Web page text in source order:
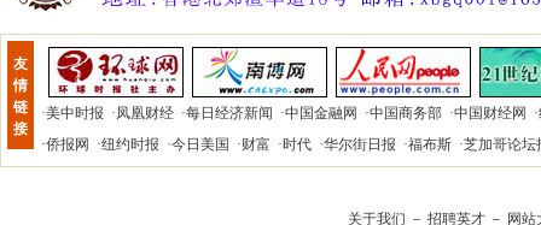
友
情
链
接
·美中时报 ·凤凰财经 ·每日经济新闻 ·中国金融网 ·中国商务部 ·中国财经网 ·
·侨报网 ·纽约时报 ·今日美国 ·财富 ·时代 ·华尔街日报 ·福布斯 ·芝加哥论坛
关于我们 － 招聘英才 － 网站